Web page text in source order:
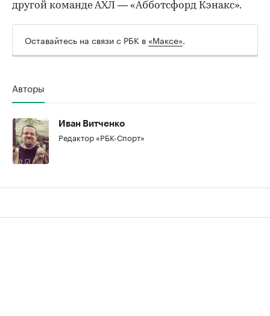
другой команде АХЛ — «Абботсфорд Кэнакс».
Оставайтесь на связи с РБК в «Максе».
Авторы
Иван Витченко
Редактор «РБК-Спорт»